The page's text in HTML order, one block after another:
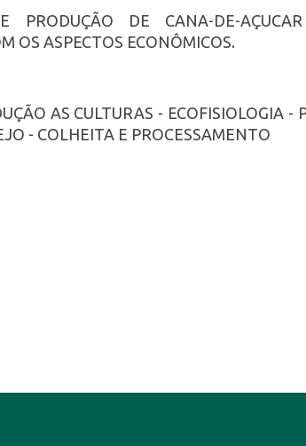
PRODUÇÃO DE CANA-DE-
OS ASPECTOS ECONÔMICOS.
AS CULTURAS - ECOFISIOLOGIA -
- COLHEITA E PROCESSAMENTO